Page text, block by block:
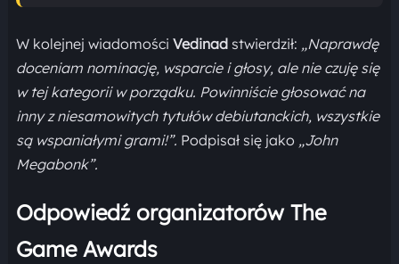
W kolejnej wiadomości Vedinadstwierdził: „Naprawdę
doceniam nominację, wsparcie i głosy, ale nie czuję się
w tej kategorii w porządku. Powinniście głosować na
inny z niesamowitych tytułów debiutanckich, wszystkie
są wspaniałymi grami!”. Podpisał się jako „John
Megabonk”.
Odpowiedź organizatorów The
Game Awards